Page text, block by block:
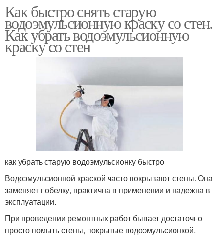
Как быстро снять старую
водоэмульсионную краску со стен.
Как убрать водоэмульсионную
краску со стен
как убрать старую водоэмульсионку быстро
Водоэмульсионной краской часто покрывают стены. Она
заменяет побелку, практична в применении и надежна в
эксплуатации.
При проведении ремонтных работ бывает достаточно
просто помыть стены, покрытые водоэмульсионкой.